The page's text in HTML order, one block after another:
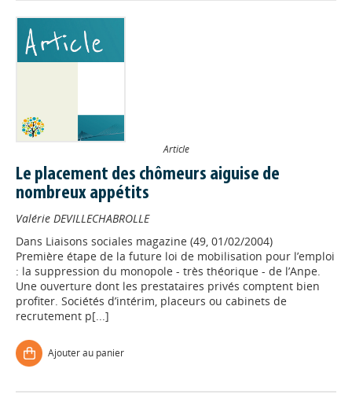
Article
Le placement des chômeurs aiguise de
nombreux appétits
Valérie DEVILLECHABROLLE
Dans Liaisons sociales magazine (49, 01/02/2004)
Première étape de la future loi de mobilisation pour l’emploi
: la suppression du monopole - très théorique - de l’Anpe.
Une ouverture dont les prestataires privés comptent bien
profiter. Sociétés d’intérim, placeurs ou cabinets de
recrutement p[...]
Ajouter au panier